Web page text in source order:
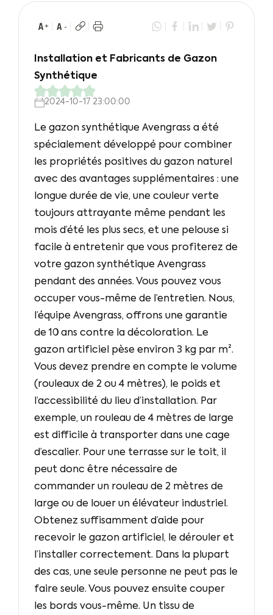
Installation et Fabricants de Gazon
Synthétique
2024-10-17 23:00:00
Le gazon synthétique Avengrass a été
spécialement développé pour combiner
les propriétés positives du gazon naturel
avec des avantages supplémentaires : une
longue durée de vie, une couleur verte
toujours attrayante même pendant les
mois d’été les plus secs, et une pelouse si
facile à entretenir que vous profiterez de
votre gazon synthétique Avengrass
pendant des années. Vous pouvez vous
occuper vous-même de l’entretien. Nous,
l’équipe Avengrass, offrons une garantie
de 10 ans contre la décoloration. Le
gazon artificiel pèse environ 3 kg par m².
Vous devez prendre en compte le volume
(rouleaux de 2 ou 4 mètres), le poids et
l’accessibilité du lieu d’installation. Par
exemple, un rouleau de 4 mètres de large
est difficile à transporter dans une cage
d’escalier. Pour une terrasse sur le toit, il
peut donc être nécessaire de
commander un rouleau de 2 mètres de
large ou de louer un élévateur industriel.
Obtenez suffisamment d’aide pour
recevoir le gazon artificiel, le dérouler et
l’installer correctement. Dans la plupart
des cas, une seule personne ne peut pas le
faire seule. Vous pouvez ensuite couper
les bords vous-même. Un tissu de